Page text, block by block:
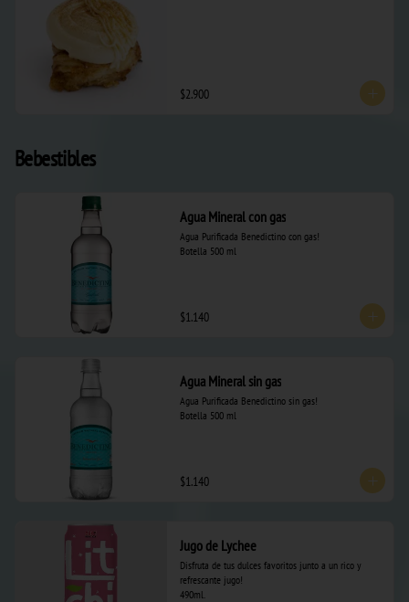
$2.900
Bebestibles
Agua Mineral con gas
Agua Purificada Benedictino con gas!
Botella 500 ml
$1.140
Agua Mineral sin gas
Agua Purificada Benedictino sin gas!
Botella 500 ml
$1.140
Jugo de Lychee
Disfruta de tus dulces favoritos junto a un rico y
refrescante jugo!
490ml.